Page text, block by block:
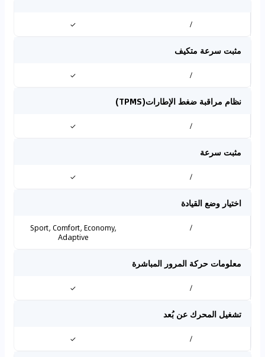
/
✓
مثبت سرعة متكيف
/
✓
نظام مراقبة ضغط الإطارات(TPMS)
/
✓
مثبت سرعة
/
✓
اختيار وضع القيادة
/
Sport, Comfort, Economy,
Adaptive
معلومات حركة المرور المباشرة
/
✓
تشغيل المحرك عن بُعد
/
✓